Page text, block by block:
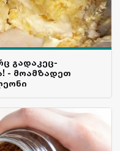
გადაკეც-
- მოამზადეთ